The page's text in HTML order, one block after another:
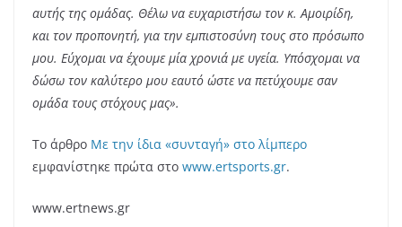
αυτής της ομάδας. Θέλω να ευχαριστήσω τον κ. Αμοιρίδη,
και τον προπονητή, για την εμπιστοσύνη τους στο πρόσωπο
μου. Εύχομαι να έχουμε μία χρονιά με υγεία. Υπόσχομαι να
δώσω τον καλύτερο μου εαυτό ώστε να πετύχουμε σαν
ομάδα τους στόχους μας».
Το άρθρο Με την ίδια «συνταγή» στο λίμπερο
εμφανίστηκε πρώτα στο www.ertsports.gr.
www.ertnews.gr